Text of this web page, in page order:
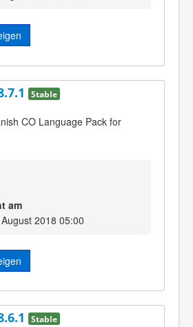
Stable
CO Language Pack for
am
2018 05:00
Stable